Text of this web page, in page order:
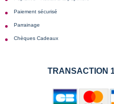
Paiement sécurisé
Parrainage
Chèques Cadeaux
TRANSACTION